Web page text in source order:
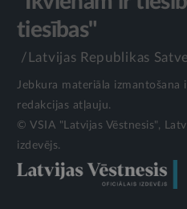
tiesības"
/Latvijas Republikas
Jebkura materiāla izmantošana
redakcijas atļauju.
© VSIA "Latvijas Vēstnesis",
izdevējs.